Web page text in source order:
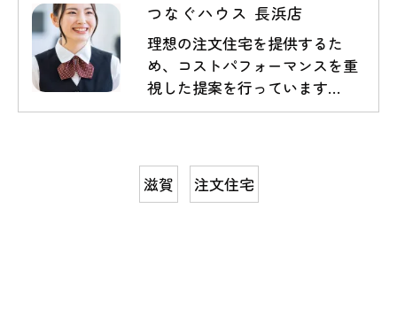
つなぐハウス 長浜店
理想の注文住宅を提供するた
め、コストパフォーマンスを重
視した提案を行っています…
滋賀 注文住宅